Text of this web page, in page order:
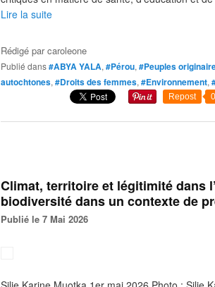
Lire la suite
Rédigé parcaroleone
Publié dans#ABYA YALA, #Pérou, #Peuples
autochtones, #Droits des femmes, #Environnement,
Repost 0
Climat, territoire et légitimité dans
biodiversité dans un contexte de
Publié le 7 Mai 2026